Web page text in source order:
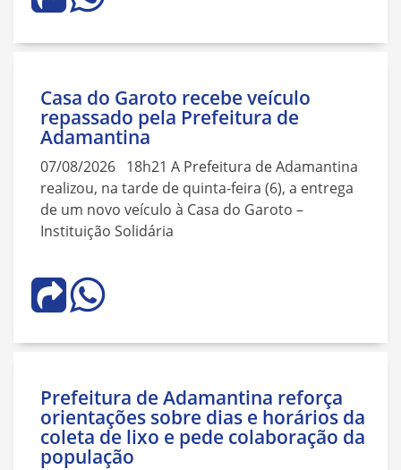
Casa do Garoto recebe veículo
repassado pela Prefeitura de
Adamantina
07/08/2026 18h21 A Prefeitura de Adamantina
realizou, na tarde de quinta-feira (6), a entrega
de um novo veículo à Casa do Garoto –
Instituição Solidária
Prefeitura de Adamantina reforça
orientações sobre dias e horários da
coleta de lixo e pede colaboração da
população